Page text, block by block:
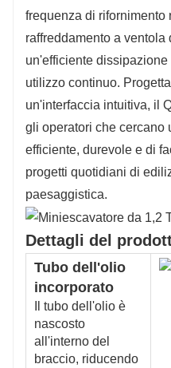
frequenza di rifornimento
raffreddamento a
un'efficiente
utilizzo continuo.
un'interfaccia intuitiva, il
gli operatori che cercano
efficiente, durevole e di
progetti quotidiani di
paesaggistica.
Dettagli del
Tubo dell'olio
incorporato
Il tubo dell'olio è
nascosto
all'interno del
braccio, riducendo